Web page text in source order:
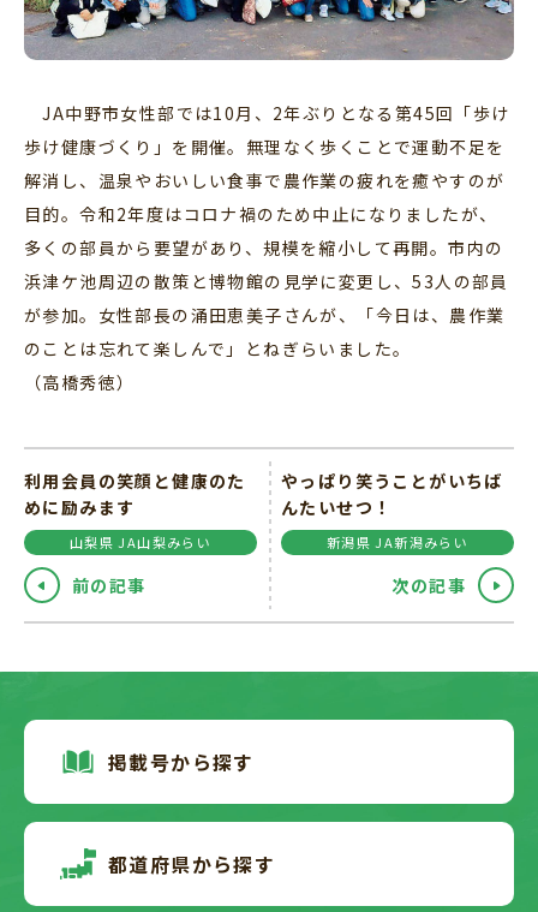
JA中野市女性部では10月、2年ぶりとなる第45回「歩け
歩け健康づくり」を開催。無理なく歩くことで運動不足を
解消し、温泉やおいしい食事で農作業の疲れを癒やすのが
目的。令和2年度はコロナ禍のため中止になりましたが、
多くの部員から要望があり、規模を縮小して再開。市内の
浜津ケ池周辺の散策と博物館の見学に変更し、53人の部員
が参加。女性部長の涌田恵美子さんが、「今日は、農作業
のことは忘れて楽しんで」とねぎらいました。
（高橋秀徳）
利用会員の笑顔と健康のた
めに励みます
山梨県 JA山梨みらい
前の記事
やっぱり笑うことがいちば
んたいせつ！
新潟県 JA新潟みらい
次の記事
掲載号から探す
都道府県から探す